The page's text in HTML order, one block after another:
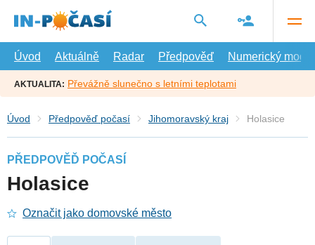
hlavní
Úvod
Aktuálně Radar Předpověď Numerický model
AKTUALITA: Převážně slunečno s letními teplotami
Úvod Předpověď počasí Jihomoravský kraj Holasice
PŘEDPOVĚĎ POČASÍ
Holasice
Označit jako domovské město